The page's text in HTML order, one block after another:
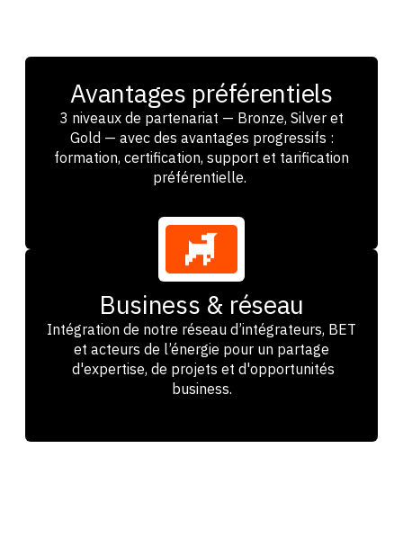
Avantages préférentiels
3 niveaux de partenariat — Bronze, Silver et
Gold — avec des avantages progressifs :
formation, certification, support et tarification
préférentielle.
Business & réseau
Intégration de notre réseau d’intégrateurs, BET
et acteurs de l’énergie pour un partage
d'expertise, de projets et d'opportunités
business.